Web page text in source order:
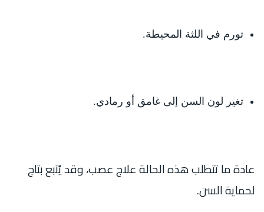
تورم في اللثة المحيطة.
تغير لون السن إلى غامق أو رمادي.
عادة ما تتطلب هذه الحالة علاج عصب، وقد يُتبع بتاج
لحماية السن.